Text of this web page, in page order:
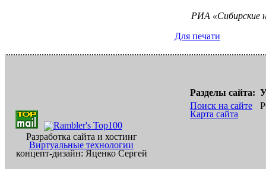
РИА «Сибирские
Для печати
Разработка сайта и хостинг
Виртуальные технологии
концепт-дизайн: Яценко Сергей
Разделы сайта:
Поиск на сайте
Карта сайта